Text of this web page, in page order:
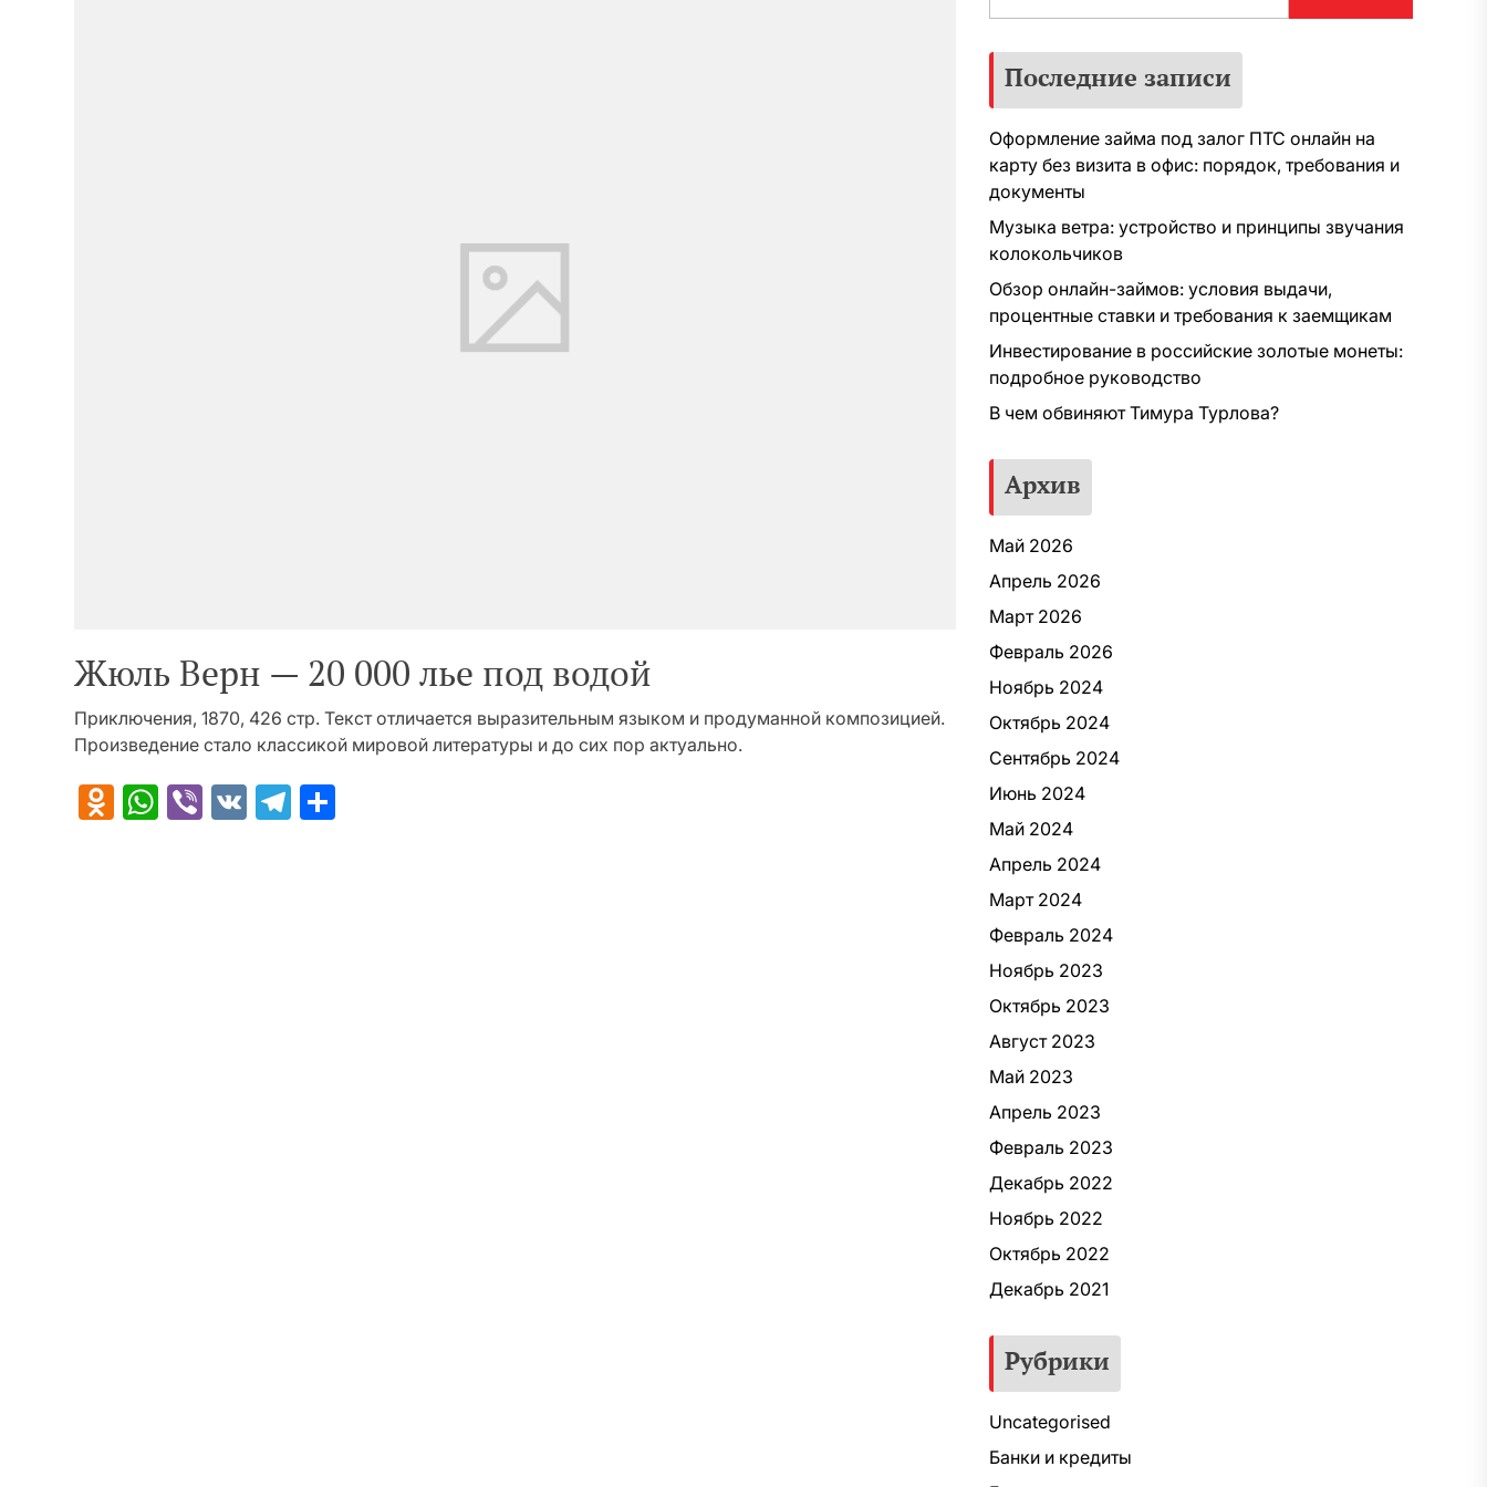
Жюль Верн — 20 000 лье под водой
Приключения, 1870, 426 стр. Текст отличается выразительным языком и продуманной композицией.
Произведение стало классикой мировой литературы и до сих пор актуально.
Odnoklassniki
WhatsApp
Viber
VK Telegram
Последние записи
Оформление займа под залог ПТС онлайн на
карту без визита в офис: порядок, требования и
документы
Музыка ветра: устройство и принципы звучания
колокольчиков
Обзор онлайн-займов: условия выдачи,
процентные ставки и требования к заемщикам
Инвестирование в российские золотые монеты:
подробное руководство
В чем обвиняют Тимура Турлова?
Архив
Май 2026
Апрель 2026
Март 2026
Февраль 2026
Ноябрь 2024
Октябрь 2024
Сентябрь 2024
Июнь 2024
Май 2024
Апрель 2024
Март 2024
Февраль 2024
Ноябрь 2023
Октябрь 2023
Август 2023
Май 2023
Апрель 2023
Февраль 2023
Декабрь 2022
Ноябрь 2022
Октябрь 2022
Декабрь 2021
Рубрики
Uncategorised
Банки и кредиты